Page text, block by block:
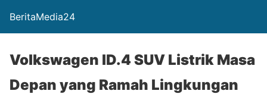
BeritaMedia24
Volkswagen ID.4 SUV Listrik Masa
Depan yang Ramah Lingkungan